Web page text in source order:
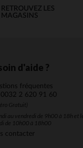
RETROUVEZ LES
MAGASINS
d'aide ?
fréquentes
0032 2 620 91 60
Gratuit)
au vendredi de 9h00 à 18h et le
de 10h00 à 18h00
contacter